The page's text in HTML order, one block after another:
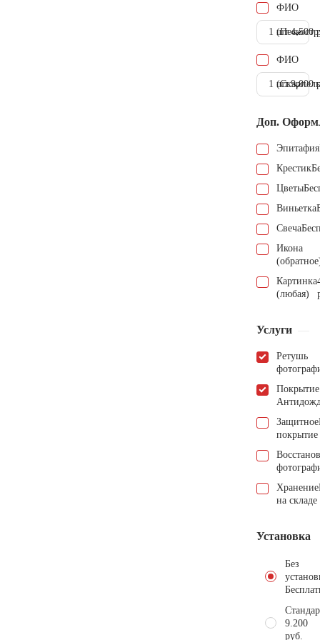
ФИО
1 шт.4.500
ФИО
1 шт.9.000
Доп.
Эпитафия
Крестик
Цветы
Виньетка
Свеча
Икона
Картинка
(любая)
Услуги
Ретушь
Покрытие
Защитное
покрытие
Хранение
на складе
Установка
Без
9.200
руб.